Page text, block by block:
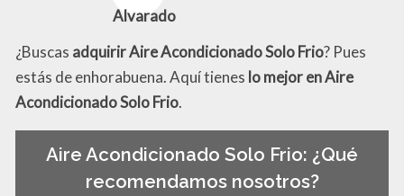
¿Buscas adquirir Aire Acondicionado Solo Frio? Pues
estás de enhorabuena. Aquí tienes lo mejor en Aire
Acondicionado Solo Frio.
Aire Acondicionado Solo Frio: ¿Qué
recomendamos nosotros?